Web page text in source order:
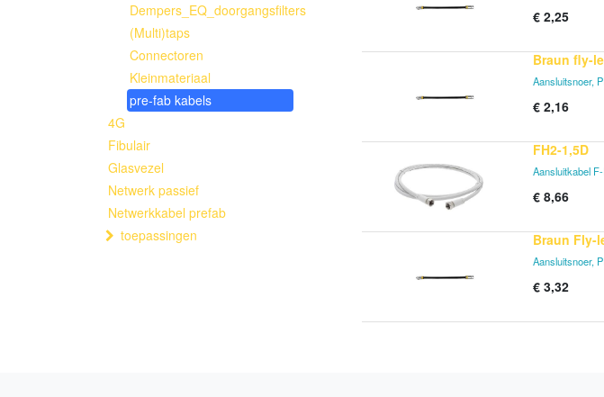
Dempers_EQ_doorgangsfilters
(Multi)taps
Connectoren
Kleinmateriaal
pre-fab kabels
4G
Fibulair
Glasvezel
Netwerk passief
Netwerkkabel prefab
toepassingen
€ 2,25
Braun fly-
Aansluitsnoer,
€ 2,16
FH2-1,5D
Aansluitkabel
€ 8,66
Braun Fly-
Aansluitsnoer,
€ 3,32